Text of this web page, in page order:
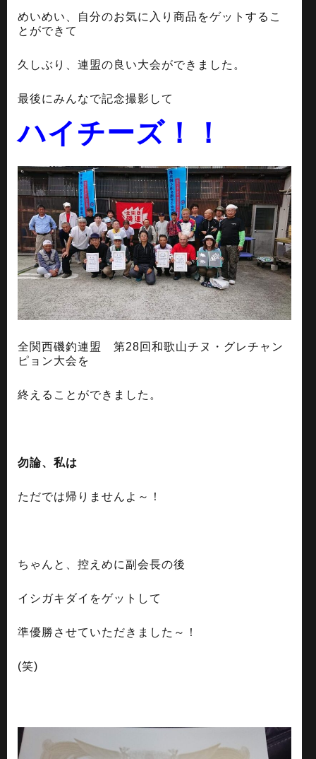
めいめい、自分のお気に入り商品をゲットするこ
とができて
久しぶり、連盟の良い大会ができました。
最後にみんなで記念撮影して
ハイチーズ！！
全関西磯釣連盟 第28回和歌山チヌ・グレチャン
ピョン大会を
終えることができました。
勿論、私は
ただでは帰りませんよ～！
ちゃんと、控えめに副会長の後
イシガキダイをゲットして
準優勝させていただきました～！
(笑)